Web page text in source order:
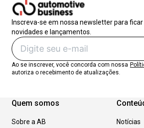
Inscreva-se em nossa newsletter para
novidades e lançamentos.
Ao se inscrever, você concorda com nossa
autoriza o recebimento de atualizações.
Quem somos
Sobre a AB Notícias